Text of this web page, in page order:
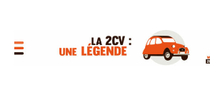
content